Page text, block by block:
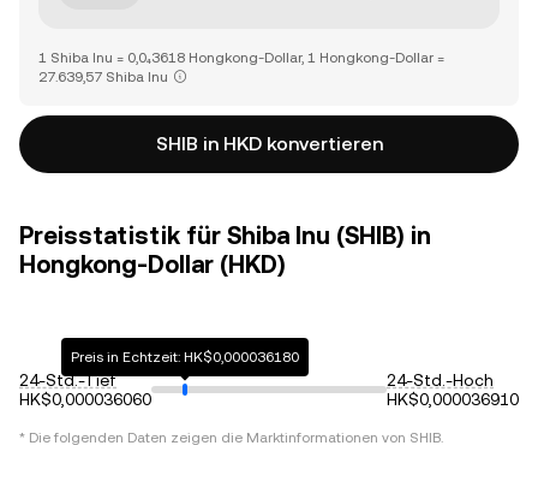
1 Shiba Inu = 0,0₄3618 Hongkong-Dollar, 1 Hongkong-Dollar =
27.639,57 Shiba Inu
SHIB in HKD konvertieren
Preisstatistik für Shiba Inu (SHIB) in
Hongkong-Dollar (HKD)
24-Std.-Tief
HK$0,000036060
Preis in Echtzeit: HK$0,000036180
24-Std.-Hoch
HK$0,000036910
* Die folgenden Daten zeigen die Marktinformationen von SHIB.